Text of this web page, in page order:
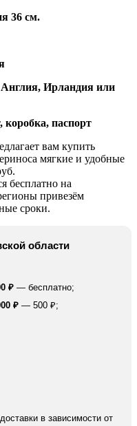
36 см.
Ирландия или
паспорт
вам купить
мягкие и удобные
бесплатно на
привезём
сроки.
области
₽ — бесплатно;
₽ — 500 ₽;
в зависимости от